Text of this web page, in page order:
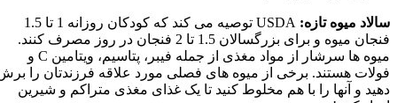
سالاد میوه تازه:
USDA توصیه می کند که کودکان روزانه 1 تا 1.5
فنجان میوه و برای بزرگسالان 1.5 تا 2 فنجان در روز مصرف کنند.
میوه ها سرشار از مواد مغذی از جمله فیبر، پتاسیم، ویتامین C و
فولات هستند. برخی از میوه های فصلی مورد علاقه فرزندتان را
دهید و آنها را با هم مخلوط کنید تا یک غذای مغذی متراکم و شیرین